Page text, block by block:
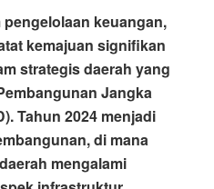
keuangan,
kemajuan signifikan
strategis daerah yang
Jangka
Tahun 2024 menjadi
di mana
mengalami